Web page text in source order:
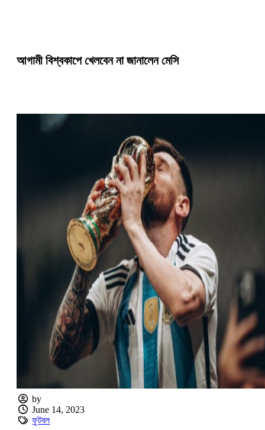
আগামী বিশ্বকাপে খেলবেন না জানালেন মেসি
by
June 14, 2023
ফুটবল